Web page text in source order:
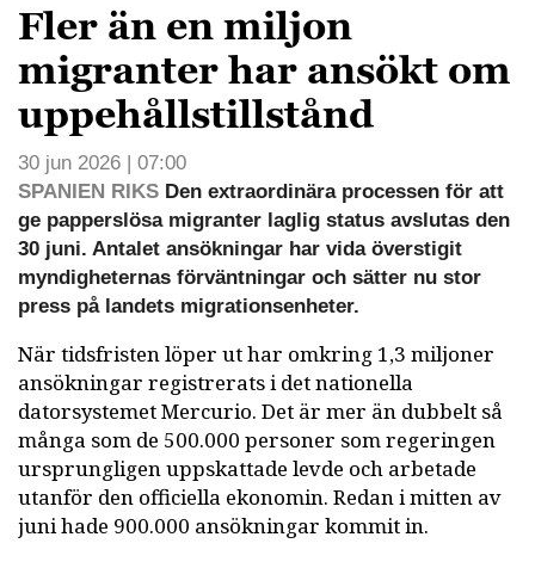
Fler än en miljon
migranter har ansökt om
uppehållstillstånd
30 jun 2026 | 07:00
SPANIEN RIKS Den extraordinära processen för att
ge papperslösa migranter laglig status avslutas den
30 juni. Antalet ansökningar har vida överstigit
myndigheternas förväntningar och sätter nu stor
press på landets migrationsenheter.
När tidsfristen löper ut har omkring 1,3 miljoner
ansökningar registrerats i det nationella
datorsystemet Mercurio. Det är mer än dubbelt så
många som de 500.000 personer som regeringen
ursprungligen uppskattade levde och arbetade
utanför den officiella ekonomin. Redan i mitten av
juni hade 900.000 ansökningar kommit in.